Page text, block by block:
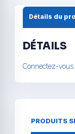
Détails du
DÉTAILS
Connectez-vous
PRODUITS